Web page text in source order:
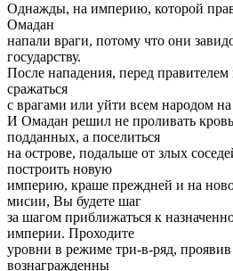
Однажды, на империю, которой
Омадан
напали враги, потому что они
государству.
После нападения, перед
сражаться
с врагами или уйти всем народом
И Омадан решил не проливать
подданных, а поселиться
на острове, подальше от злых
построить новую
империю, краше преждней и на
мисии, Вы будете шаг
за шагом приближаться к
империи. Проходите
уровни в режиме три-в-ряд, проявив
вознагражденны